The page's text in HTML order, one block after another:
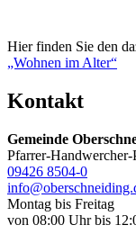
Hier finden Sie den
„Wohnen im Alter“
Kontakt
Gemeinde
Pfarrer-
09426 8504-0
Montag bis Freitag
von 08:00 Uhr bis